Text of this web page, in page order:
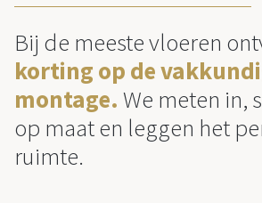
Bij de meeste vloeren
korting op de
montage. We meten in,
op maat en leggen het
ruimte.